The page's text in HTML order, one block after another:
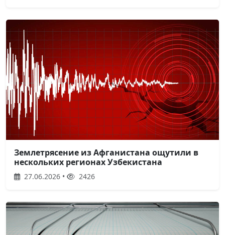
Землетрясение из Афганистана ощутили в
нескольких регионах Узбекистана
27.06.2026 • 2426